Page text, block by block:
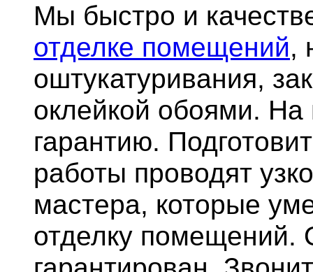
Мы быстро и
отделке помещений,
оштукатуривания,
оклейкой обоями.
гарантию.
работы проводят
мастера, которые
отделку помещений.